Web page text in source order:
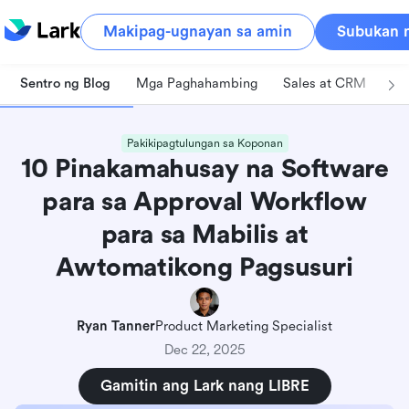
Makipag-ugnayan sa amin Subukan
Sentro ng Blog Mga Paghahambing Sales at CRM
Pakikipagtulungan sa Koponan
10 Pinakamahusay na Software
para sa Approval Workflow
para sa Mabilis at
Awtomatikong Pagsusuri
Ryan TannerProduct Marketing Specialist
Dec 22, 2025
Gamitin ang Lark nang LIBRE